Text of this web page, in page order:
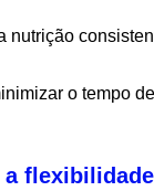
nutrição
o tempo
a